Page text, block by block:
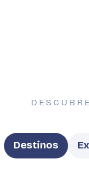
TypeDestinos